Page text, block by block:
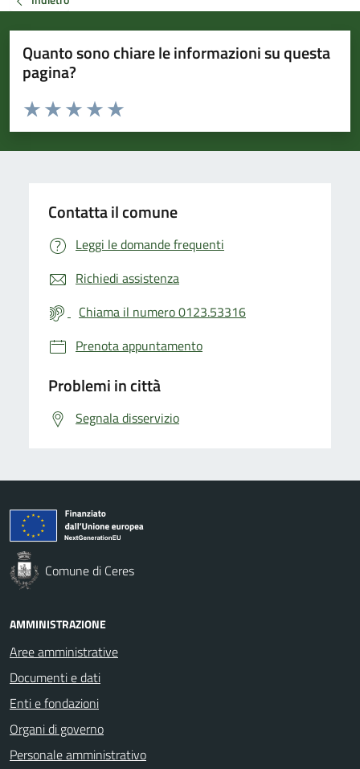
Quanto sono chiare le informazioni su questa
pagina?
Valuta da 1 a 5 stelle la pagina
Valuta 5 stelle su 5
Valuta 4 stelle su 5
Valuta 3 stelle su 5
Valuta 2 stelle su 5
Valuta 1 stelle su 5
Contatta il comune
Leggi le domande frequenti
Richiedi assistenza
Chiama il numero 0123.53316
Prenota appuntamento
Problemi in città
Segnala disservizio
Comune di Ceres
AMMINISTRAZIONE
Aree amministrative
Documenti e dati
Enti e fondazioni
Organi di governo
Personale amministrativo